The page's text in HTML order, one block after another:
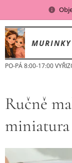
MURINKY
PO-PÁ 8:00-17:00
Ručně